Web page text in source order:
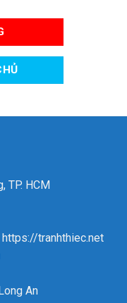
TP. HCM
https://tranhthiec.net
An